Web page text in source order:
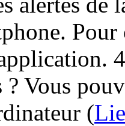
Vous
(